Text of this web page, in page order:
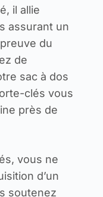
il allie
assurant un
du
de
sac à dos
clés vous
près de
vous ne
d’un
soutenez